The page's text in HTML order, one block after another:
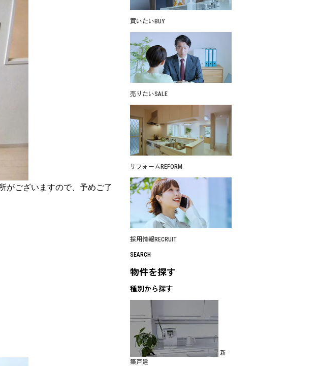
がございますので、予めご了
買いたい BUY
売りたいSALE
リフォーム REFORM
採用情報 RECRUIT
SEARCH
物件を探す
種別から探す
新
築戸建